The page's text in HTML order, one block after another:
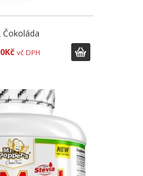
Čokoláda
Kč vč DPH